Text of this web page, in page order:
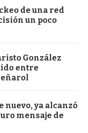
de una red
un poco
González
entre
nuevo, ya alcanzó
mensaje de